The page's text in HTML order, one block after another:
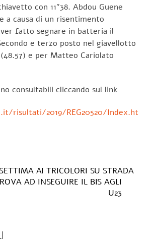
con 11″38. Abdou Guene
a causa di un risentimento
fatto segnare in batteria il
e terzo posto nel giavellotto
e per Matteo Cariolato
consultabili cliccando sul link
risultati/2019/REG20520/Index.ht
AI TRICOLORI SU STRADA
AD INSEGUIRE IL BIS AGLI
U23